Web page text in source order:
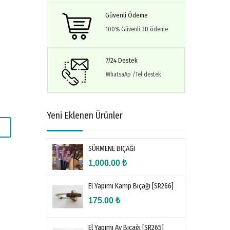
Güvenli Ödeme
100% Güvenli 3D ödeme
7/24 Destek
WhatsaAp /Tel destek
Yeni Eklenen Ürünler
SÜRMENE BIÇAĞI
1,000.00 ₺
El Yapımı Kamp Bıçağı [SR266]
175.00 ₺
El Yapımı Av Bıçağı [SR265]